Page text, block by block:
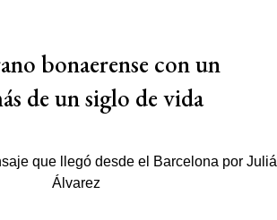
bonaerense con un
de un siglo de vida